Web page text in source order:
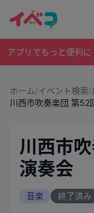
アプリでもっと便利に
ホーム/イベント検索/
川西市吹奏楽団 第52
川西市
演奏会
音楽 終了済み